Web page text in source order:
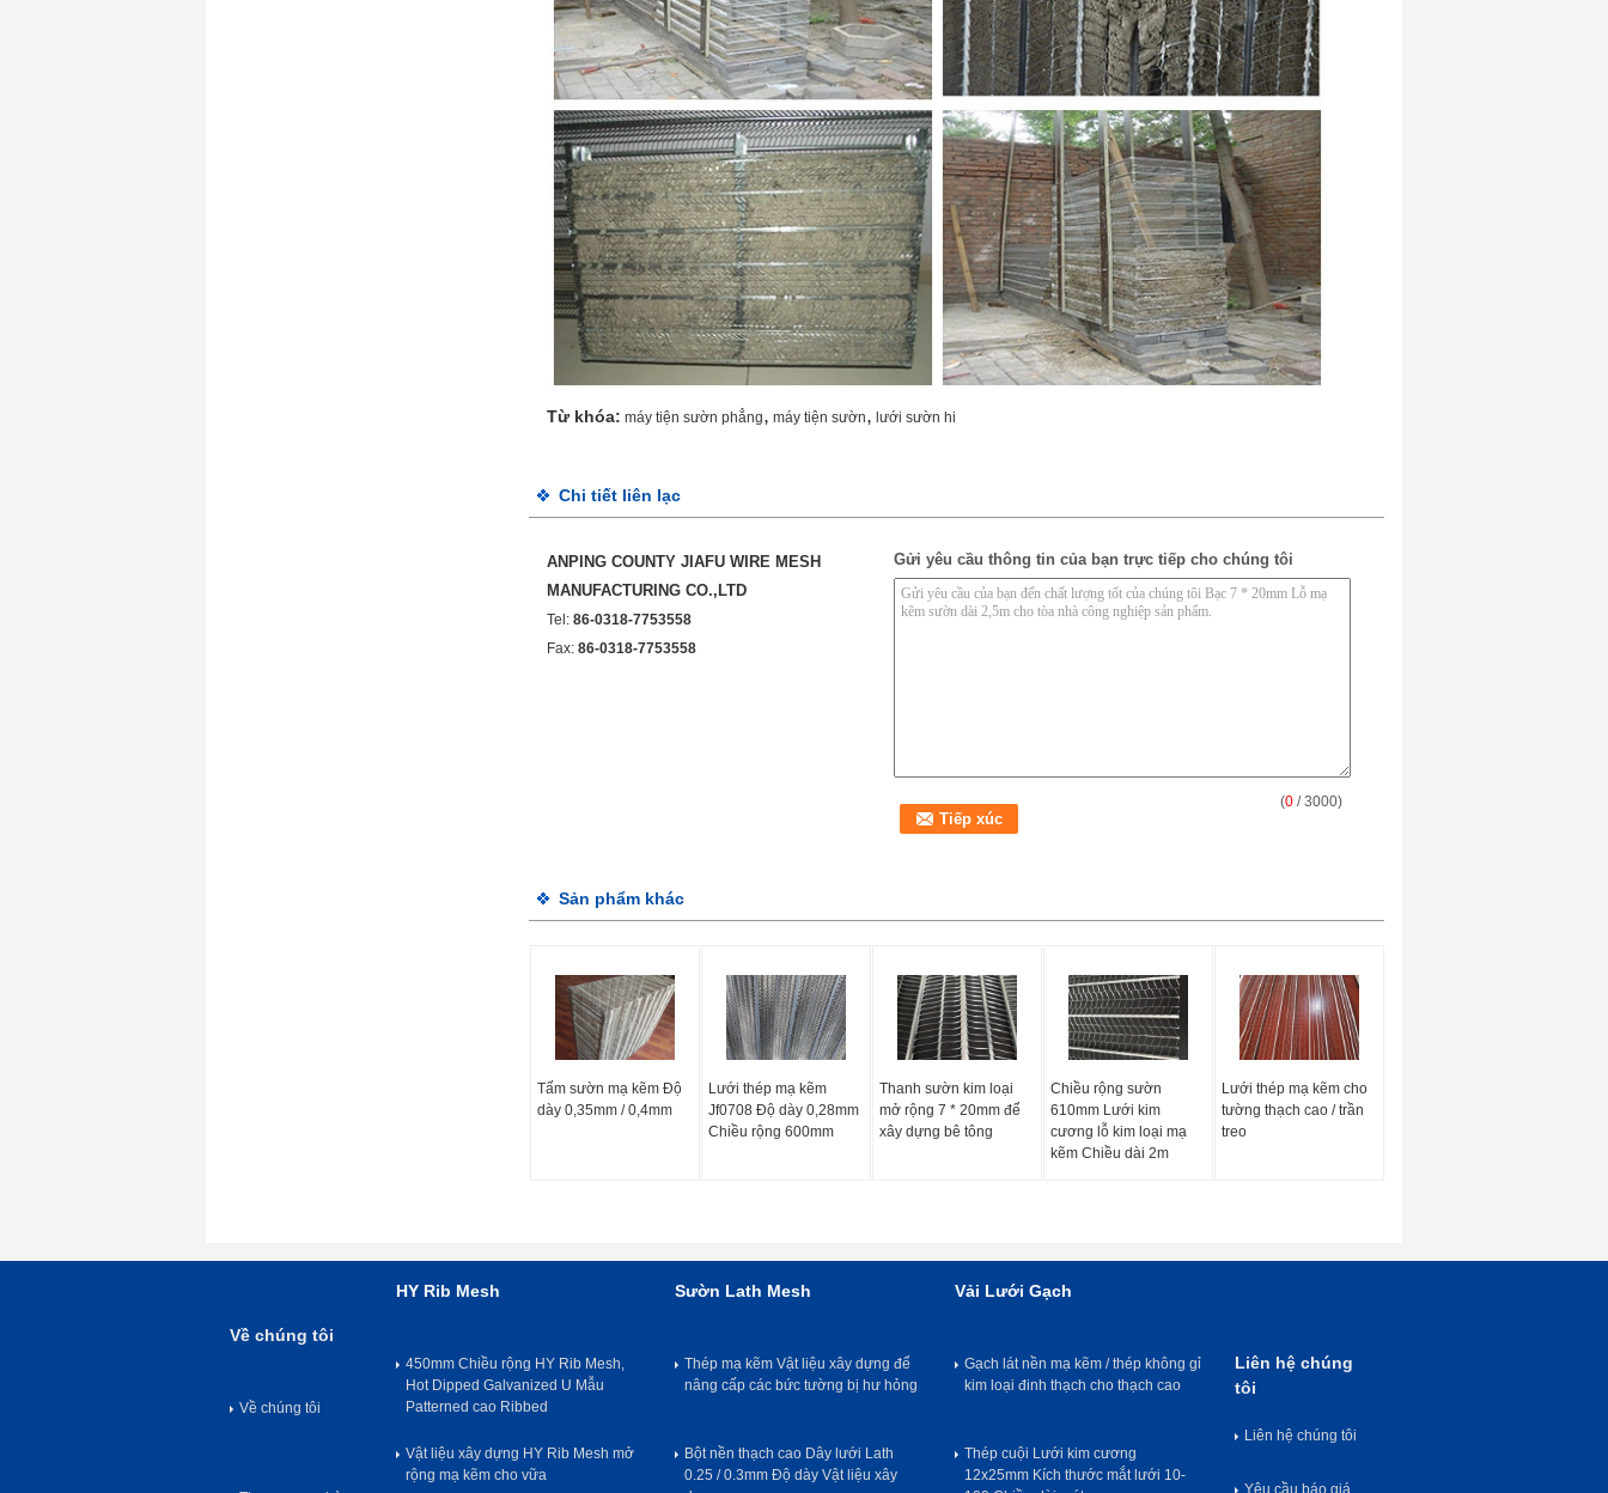
Từ khóa: máy tiện sườn phẳng, máy tiện sườn, lưới sườn hi
Chi tiết liên lạc
ANPING COUNTY JIAFU WIRE MESH
MANUFACTURING CO.,LTD
Tel: 86-0318-7753558
Fax: 86-0318-7753558
Gửi yêu cầu thông tin của bạn trực tiếp cho chúng tôi
(0 / 3000)
Sản phẩm khác
Tấm sườn mạ kẽm Độ
dày 0,35mm / 0,4mm
Lưới thép mạ kẽm
Jf0708 Độ dày 0,28mm
Chiều rộng 600mm
Thanh sườn kim loại
mở rộng 7 * 20mm để
xây dựng bê tông
Chiều rộng sườn
610mm Lưới kim
cương lỗ kim loại mạ
kẽm Chiều dài 2m
Lưới thép mạ kẽm cho
tường thạch cao / trần
treo
Về chúng tôi
Về chúng tôi
HY Rib Mesh
450mm Chiều rộng HY Rib Mesh,
Hot Dipped Galvanized U Mẫu
Patterned cao Ribbed
Vật liệu xây dựng HY Rib Mesh mở
rộng mạ kẽm cho vữa
Sườn Lath Mesh
Thép mạ kẽm Vật liệu xây dựng để
nâng cấp các bức tường bị hư hỏng
Bột nền thạch cao Dây lưới Lath
0.25 / 0.3mm Độ dày Vật liệu xây
Vải Lưới Gạch
Gạch lát nền mạ kẽm / thép không gỉ
kim loại đinh thạch cho thạch cao
Thép cuội Lưới kim cương
12x25mm Kích thước mắt lưới 10-
Liên hệ chúng
tôi
Liên hệ chúng tôi
Yêu cầu báo giá